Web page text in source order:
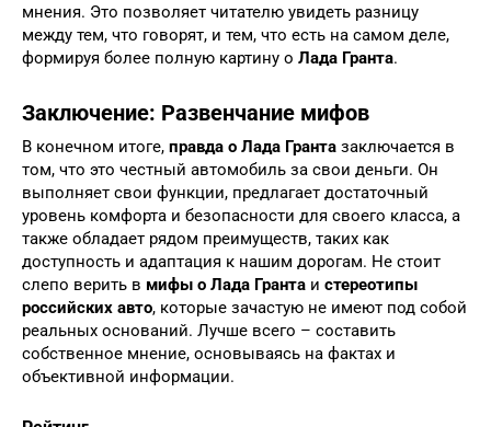
мнения. Это позволяет читателю увидеть разницу
между тем, что говорят, и тем, что есть на самом деле,
формируя более полную картину о Лада Гранта.
Заключение: Развенчание мифов
В конечном итоге, правда о Лада Гранта заключается в
том, что это честный автомобиль за свои деньги. Он
выполняет свои функции, предлагает достаточный
уровень комфорта и безопасности для своего класса, а
также обладает рядом преимуществ, таких как
доступность и адаптация к нашим дорогам. Не стоит
слепо верить в мифы о Лада Гранта и стереотипы
российских авто, которые зачастую не имеют под собой
реальных оснований. Лучше всего – составить
собственное мнение, основываясь на фактах и
объективной информации.